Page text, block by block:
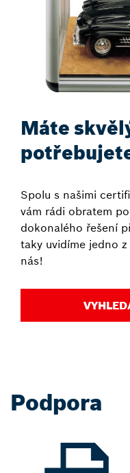
Máte
Spolu s našimi
vám rádi obratem
dokonalého řešení
taky uvidíme jedno
nás!
Podpora